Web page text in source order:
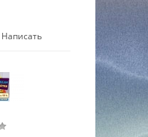
Написать